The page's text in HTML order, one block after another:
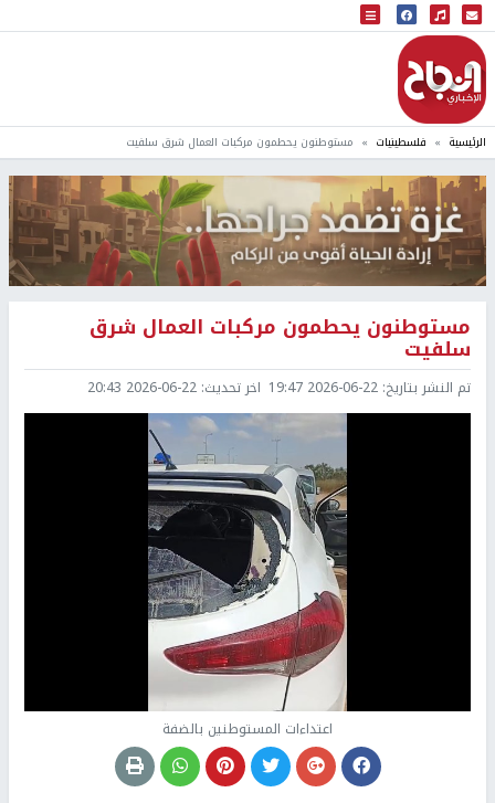
البث المباشر
إذاعة النجاح
الرئيسية فلسطينيات مستوطنون يحطمون مركبات العمال شرق سلفيت
مستوطنون يحطمون مركبات العمال شرق
سلفيت
تم النشر بتاريخ: 2026-06-22 19:47 اخر تحديث: 2026-06-22 20:43
اعتداءات المستوطنين بالضفة